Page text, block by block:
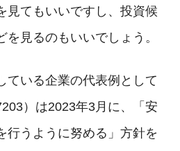
見てもいいですし、投資候
見るのもいいでしょう。
ている企業の代表例として
）は2023年3月に、「安
行うように努める」方針を